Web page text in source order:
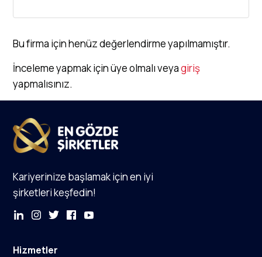
Bu firma için henüz değerlendirme yapılmamıştır.
İnceleme yapmak için üye olmalı veyagiriş
yapmalısınız.
Kariyerinize başlamak için en iyi
şirketleri keşfedin!
Hizmetler